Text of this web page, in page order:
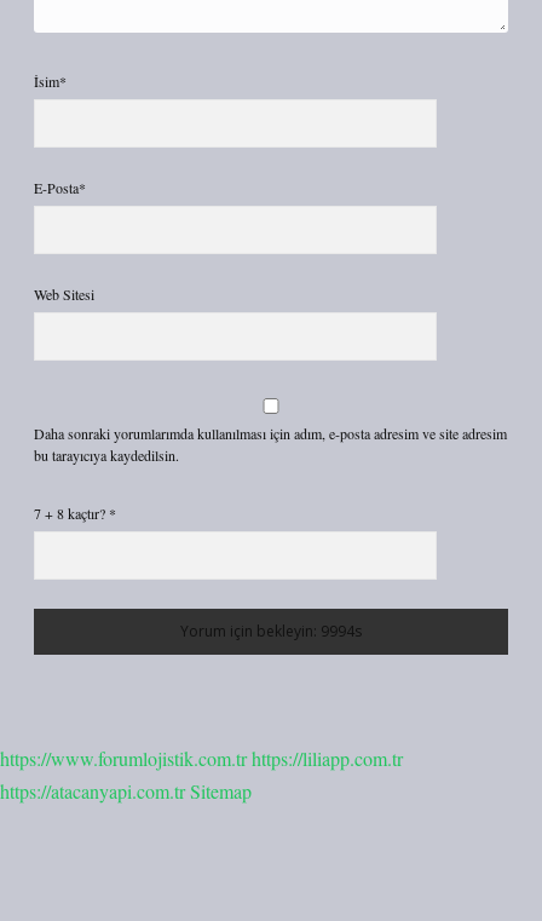
İsim*
E-Posta*
Web Sitesi
Daha sonraki yorumlarımda kullanılması için adım, e-posta adresim ve site adresim
bu tarayıcıya kaydedilsin.
7 + 8 kaçtır? *
https://www.forumlojistik.com.trhttps://liliapp.com.tr
https://atacanyapi.com.trSitemap